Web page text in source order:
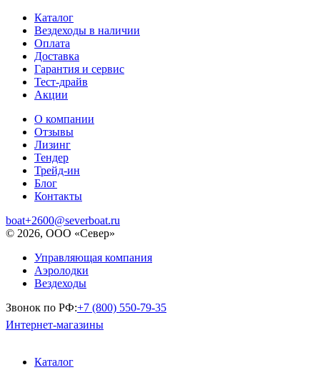
Каталог
Вездеходы в наличии
Оплата
Доставка
Гарантия и сервис
Тест-драйв
Акции
О компании
Отзывы
Лизинг
Тендер
Трейд-ин
Блог
Контакты
boat+2600@severboat.ru
© 2026, ООО «Север»
Управляющая компания
Аэролодки
Вездеходы
Звонок по РФ:+7 (800) 550-79-35
Интернет-магазины
Каталог